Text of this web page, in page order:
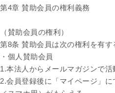
第4章 賛助会員の権利義務
（賛助会員の権利）
第8条 賛助会員は次の権利を有す
・個人賛助会員
1.本法人からメールマガジンで活
2.会員登録後に「マイページ」